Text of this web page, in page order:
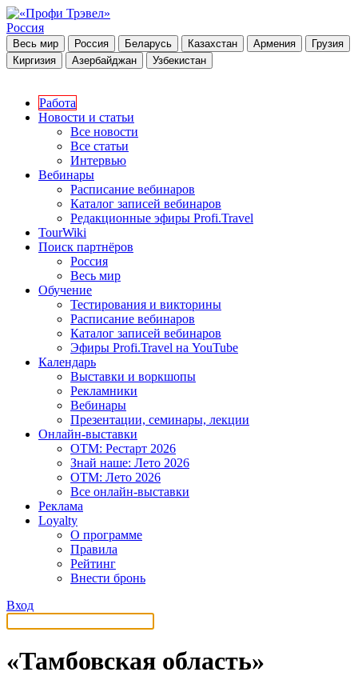
Россия
Весь мир Россия Беларусь Казахстан Армения
Грузия
Киргизия
Азербайджан Узбекистан
Работа
Новости и статьи
Все новости
Все статьи
Интервью
Вебинары
Расписание вебинаров
Каталог записей вебинаров
Редакционные эфиры Profi.Travel
TourWiki
Поиск партнёров
Россия
Весь мир
Обучение
Тестирования и викторины
Расписание вебинаров
Каталог записей вебинаров
Эфиры Profi.Travel на YouTube
Календарь
Выставки и воркшопы
Рекламники
Вебинары
Презентации, семинары, лекции
Онлайн-выставки
OTM: Рестарт 2026
Знай наше: Лето 2026
OTM: Лето 2026
Все онлайн-выставки
Реклама
Loyalty
О программе
Правила
Рейтинг
Внести бронь
Вход
«Тамбовская область»